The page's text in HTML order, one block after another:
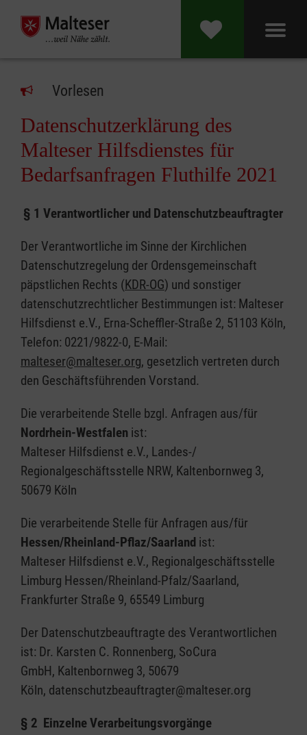
Vorlesen
Datenschutzerklärung des
Malteser Hilfsdienstes für
Bedarfsanfragen Fluthilfe 2021
§ 1 Verantwortlicher und Datenschutzbeauftragter
Der Verantwortliche im Sinne der Kirchlichen
Datenschutzregelung der Ordensgemeinschaft
päpstlichen Rechts (KDR-OG) und sonstiger
datenschutzrechtlicher Bestimmungen ist: Malteser
Hilfsdienst e.V., Erna-Scheffler-Straße 2, 51103 Köln,
Telefon: 0221/9822-0, E-Mail:
malteser@malteser.org, gesetzlich vertreten durch
den Geschäftsführenden Vorstand.
Die verarbeitende Stelle bzgl. Anfragen aus/für
Nordrhein-Westfalen ist:
Malteser Hilfsdienst e.V., Landes-/
Regionalgeschäftsstelle NRW, Kaltenbornweg 3,
50679 Köln
Die verarbeitende Stelle für Anfragen aus/für
Hessen/Rheinland-Pflaz/Saarland ist:
Malteser Hilfsdienst e.V., Regionalgeschäftsstelle
Limburg Hessen/Rheinland-Pfalz/Saarland,
Frankfurter Straße 9, 65549 Limburg
Der Datenschutzbeauftragte des Verantwortlichen
ist: Dr. Karsten C. Ronnenberg, SoCura
GmbH, Kaltenbornweg 3, 50679
Köln, datenschutzbeauftragter@malteser.org
§ 2 Einzelne Verarbeitungsvorgänge